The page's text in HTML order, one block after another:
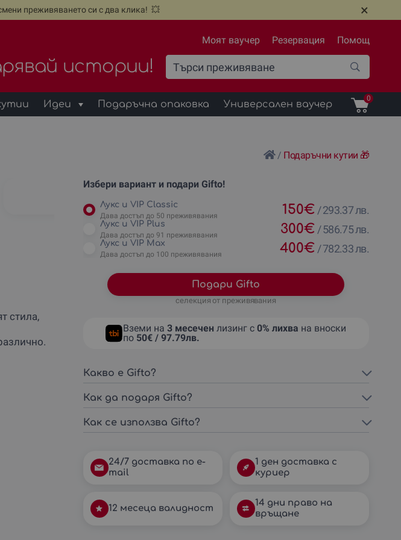
преживяването си с два клика! 💥 ×
Моят ваучер Резервация Помощ
истории!
Идеи Подаръчна опаковка Универсален ваучер
0
/ Подаръчни кутии 🎁
Gifto Лукс и VIP
стила,
Избери вариант и подари Gifto!
Лукс и VIP Classic
Дава достъп до 50 преживявания 150€ /293.37 лв.
Лукс и VIP Plus
Дава достъп до 91 преживявания 300€ /586.75 лв.
Лукс и VIP Max
Дава достъп до 100 преживявания 400€ /782.33 лв.
Подари Gifto
селекция от преживявания
Вземи на3 месечен лизинг с0% лихва на вноски
по 50€ / 97.79лв.
Какво е Gifto?
Как да подаря Gifto?
Как се използва Gifto?
24/7 доставка по e-
mail
1 ден доставка с
куриер
12 месеца валидност
14 дни право на
връщане